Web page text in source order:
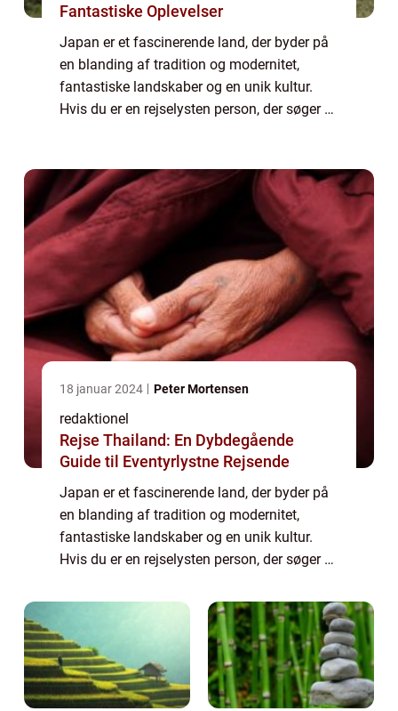
Fantastiske Oplevelser
Japan er et fascinerende land, der byder på
en blanding af tradition og modernitet,
fantastiske landskaber og en unik kultur.
Hvis du er en rejselysten person, der søger at
18 januar 2024 Peter Mortensen
redaktionel
Rejse Thailand: En Dybdegående
Guide til Eventyrlystne Rejsende
Japan er et fascinerende land, der byder på
en blanding af tradition og modernitet,
fantastiske landskaber og en unik kultur.
Hvis du er en rejselysten person, der søger at
uden tvivl et sted, du bør overveje a...